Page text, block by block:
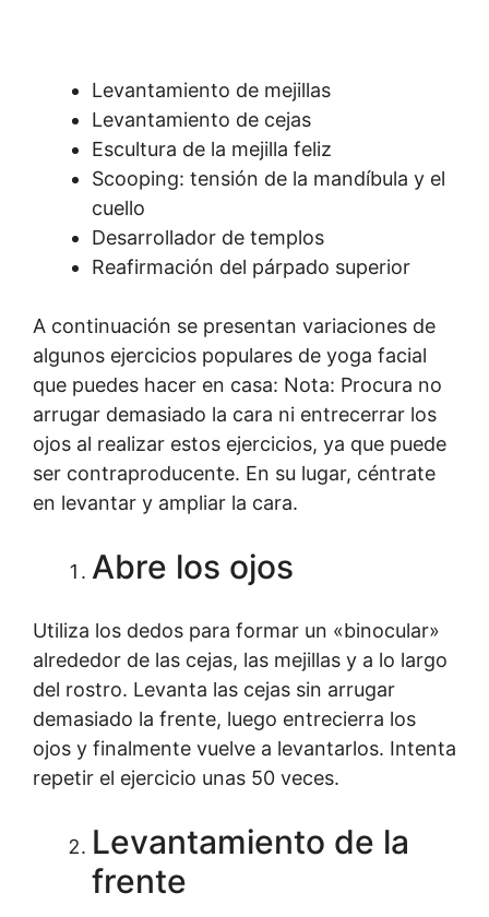
Levantamiento de mejillas
Levantamiento de cejas
Escultura de la mejilla feliz
Scooping: tensión de la mandíbula y el
cuello
Desarrollador de templos
Reafirmación del párpado superior
A continuación se presentan variaciones de
algunos ejercicios populares de yoga facial
que puedes hacer en casa: Nota: Procura no
arrugar demasiado la cara ni entrecerrar los
ojos al realizar estos ejercicios, ya que puede
ser contraproducente. En su lugar, céntrate
en levantar y ampliar la cara.
Abre los ojos
Utiliza los dedos para formar un «binocular»
alrededor de las cejas, las mejillas y a lo largo
del rostro. Levanta las cejas sin arrugar
demasiado la frente, luego entrecierra los
ojos y finalmente vuelve a levantarlos. Intenta
repetir el ejercicio unas 50 veces.
Levantamiento de la
frente